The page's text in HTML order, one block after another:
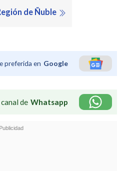
de Ñuble
preferida en Google
de Whatsapp